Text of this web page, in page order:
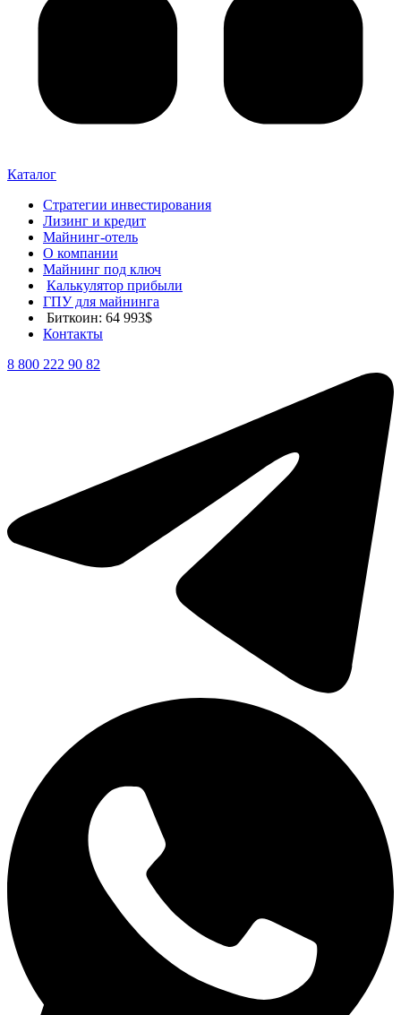
Каталог
Стратегии инвестирования
Лизинг и кредит
Майнинг-отель
О компании
Майнинг под ключ
Калькулятор прибыли
ГПУ для майнинга
Биткоин: 64 993$
Контакты
8 800 222 90 82